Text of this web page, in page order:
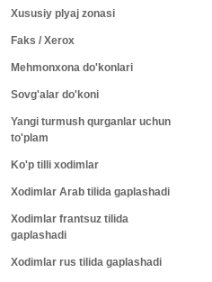
Xususiy plyaj zonasi
Faks / Xerox
Mehmonxona do'konlari
Sovg'alar do'koni
Yangi turmush qurganlar uchun
to'plam
Ko'p tilli xodimlar
Xodimlar Arab tilida gaplashadi
Xodimlar frantsuz tilida
gaplashadi
Xodimlar rus tilida gaplashadi